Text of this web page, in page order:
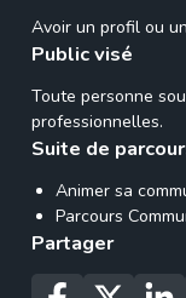
Avoir un profil ou
Public visé
Toute personne
professionnelles.
Suite de
Animer sa
Parcours
Partager